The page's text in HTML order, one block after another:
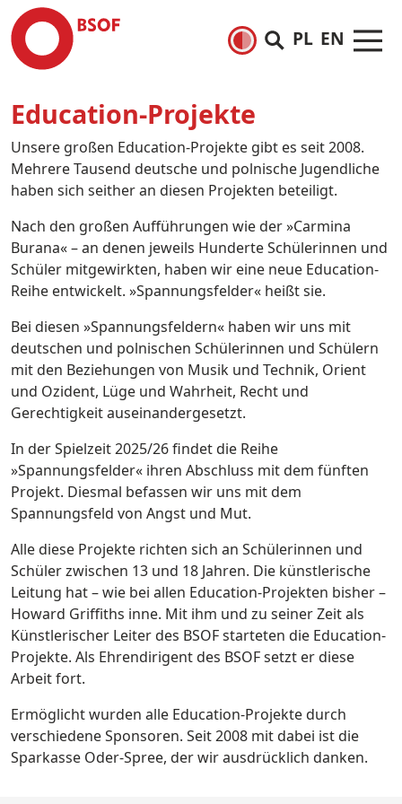
PL EN
Education-Projekte
Unsere großen Education-Projekte gibt es seit 2008.
Mehrere Tausend deutsche und polnische Jugendliche
haben sich seither an diesen Projekten beteiligt.
Nach den großen Aufführungen wie der »Carmina
Burana« – an denen jeweils Hunderte Schülerinnen und
Schüler mitgewirkten, haben wir eine neue Education-
Reihe entwickelt. »Spannungsfelder« heißt sie.
Bei diesen »Spannungsfeldern« haben wir uns mit
deutschen und polnischen Schülerinnen und Schülern
mit den Beziehungen von Musik und Technik, Orient
und Ozident, Lüge und Wahrheit, Recht und
Gerechtigkeit auseinandergesetzt.
In der Spielzeit 2025/26 findet die Reihe
»Spannungsfelder« ihren Abschluss mit dem fünften
Projekt. Diesmal befassen wir uns mit dem
Spannungsfeld von Angst und Mut.
Alle diese Projekte richten sich an Schülerinnen und
Schüler zwischen 13 und 18 Jahren. Die künstlerische
Leitung hat – wie bei allen Education-Projekten bisher –
Howard Griffiths inne. Mit ihm und zu seiner Zeit als
Künstlerischer Leiter des BSOF starteten die Education-
Projekte. Als Ehrendirigent des BSOF setzt er diese
Arbeit fort.
Ermöglicht wurden alle Education-Projekte durch
verschiedene Sponsoren. Seit 2008 mit dabei ist die
Sparkasse Oder-Spree, der wir ausdrücklich danken.